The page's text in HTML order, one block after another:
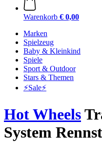
Warenkorb € 0,00
Marken
Spielzeug
Baby & Kleinkind
Spiele
Sport & Outdoor
Stars & Themen
⚡️Sale⚡️
Hot Wheels
System